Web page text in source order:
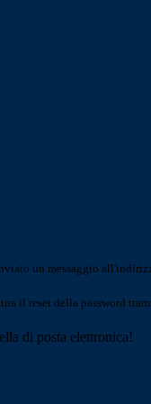
un messaggio
il reset della password
di posta elettronica!